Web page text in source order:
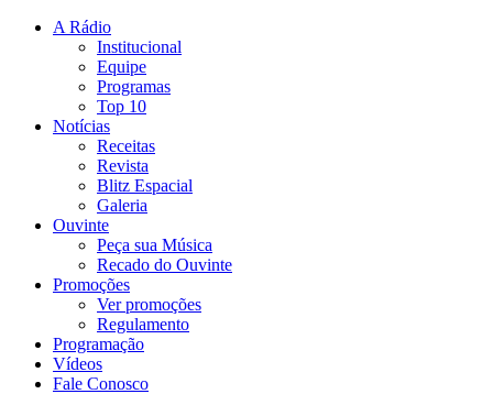
A Rádio
Institucional
Equipe
Programas
Top 10
Notícias
Receitas
Revista
Blitz Espacial
Galeria
Ouvinte
Peça sua Música
Recado do Ouvinte
Promoções
Ver promoções
Regulamento
Programação
Vídeos
Fale Conosco